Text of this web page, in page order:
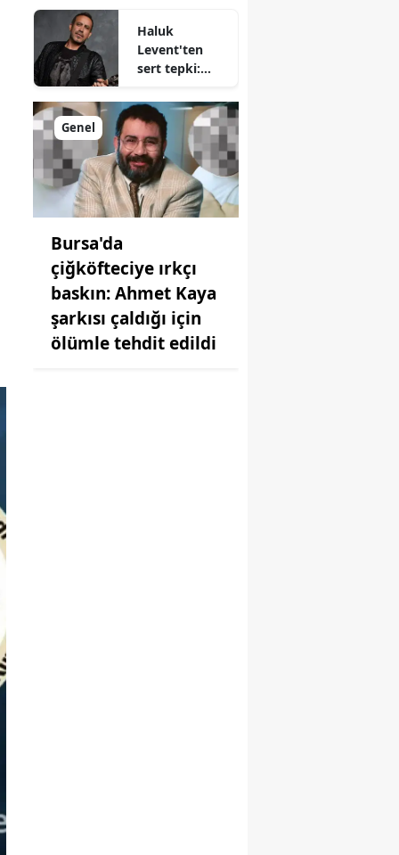
değişimleri
Haluk
Levent'ten
sert tepki:
geçtiği o
iddialar
tamamen
iftira
Genel
Bursa'da
çiğköfteciye ırkçı
baskın: Ahmet Kaya
şarkısı çaldığı için
ölümle tehdit edildi